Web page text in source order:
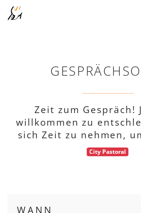
Zeit zum Gespräch!
willkommen zu
sich Zeit zu nehmen,
City Pastoral
WANN